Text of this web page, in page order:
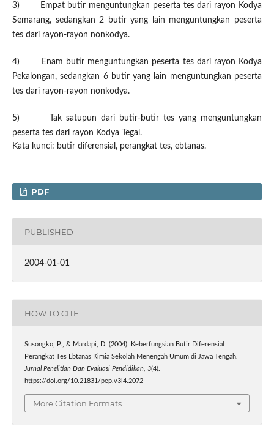
3) Empat butir menguntungkan peserta tes dari rayon Kodya
Semarang, sedangkan 2 butir yang lain menguntungkan peserta
tes dari rayon-rayon nonkodya.
4) Enam butir menguntungkan peserta tes dari rayon Kodya
Pekalongan, sedangkan 6 butir yang lain menguntungkan peserta
tes dari rayon-rayon nonkodya.
5) Tak satupun dari butir-butir tes yang menguntungkan
peserta tes dari rayon Kodya Tegal.
Kata kunci: butir diferensial, perangkat tes, ebtanas.
PDF
PUBLISHED
2004-01-01
HOW TO CITE
Susongko, P., & Mardapi, D. (2004). Keberfungsian Butir Diferensial
Perangkat Tes Ebtanas Kimia Sekolah Menengah Umum di Jawa Tengah.
Jurnal Penelitian Dan Evaluasi Pendidikan, 3(4).
https://doi.org/10.21831/pep.v3i4.2072
More Citation Formats